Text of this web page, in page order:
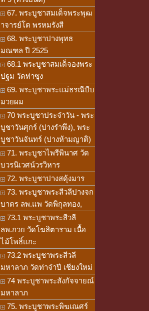
67. พระบูชาสมเด็จพระพุฒ
าจารย์โต พรหมรังสี
68. พระบูชาปางพุทธ
มณฑล ปี 2525
68.1 พระบูชาสมเด็จองพระ
ปฐม วัดท่าซุง
69. พระบูชาพระแม่ธรณีบีบ
มวยผม
70 พระบูชาประจำวัน - พระ
บูชาวันศุกร์ (ปางรำพึง), พระ
บูชาวันจันทร์ (ปางห้ามญาติ)
71. พระบูชาไพรีพินาศ วัด
บวรนิเวศน์วรวิหาร
72. พระบูชาปางสดุ้งมาร
73. พระบูชาพระสีวลีปางจก
บาตร ลพ.แพ วัดพิกุลทอง,
73.1 พระบูชาพระสีวลี
ลพ.กวย วัดโฆสิตาราม เนื้อ
ไม้โพธิ์แกะ
73.2 พระบูชาพระสีวลี
มหาลาภ วัดท่าจำปี เชียงใหม่
74 พระบูชาพระสังกัจจายณ์
มหาลาภ
75. พระบูชาพระพิฆเณศร์